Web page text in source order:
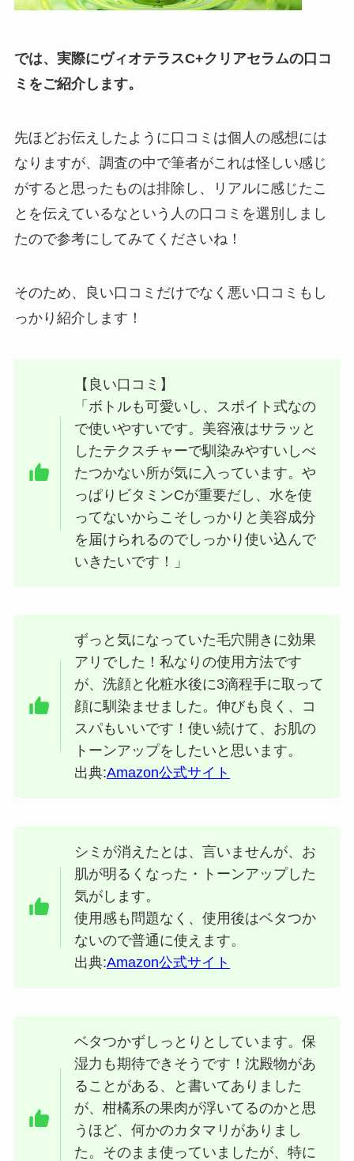
では、実際にヴィオテラスC+クリアセラムの口コ
ミをご紹介します。
先ほどお伝えしたように口コミは個人の感想には
なりますが、調査の中で筆者がこれは怪しい感じ
がすると思ったものは排除し、リアルに感じたこ
とを伝えているなという人の口コミを選別しまし
たので参考にしてみてくださいね！
そのため、良い口コミだけでなく悪い口コミもし
っかり紹介します！
【良い口コミ】
「ボトルも可愛いし、スポイト式なの
で使いやすいです。美容液はサラッと
したテクスチャーで馴染みやすいしべ
たつかない所が気に入っています。や
っぱりビタミンCが重要だし、水を使
ってないからこそしっかりと美容成分
を届けられるのでしっかり使い込んで
いきたいです！」
ずっと気になっていた毛穴開きに効果
アリでした！私なりの使用方法です
が、洗顔と化粧水後に3滴程手に取って
顔に馴染ませました。伸びも良く、コ
スパもいいです！使い続けて、お肌の
トーンアップをしたいと思います。
出典:Amazon公式サイト
シミが消えたとは、言いませんが、お
肌が明るくなった・トーンアップした
気がします。
使用感も問題なく、使用後はベタつか
ないので普通に使えます。
出典:Amazon公式サイト
ベタつかずしっとりとしています。保
湿力も期待できそうです！沈殿物があ
ることがある、と書いてありました
が、柑橘系の果肉が浮いてるのかと思
うほど、何かのカタマリがありまし
た。そのまま使っていましたが、特に